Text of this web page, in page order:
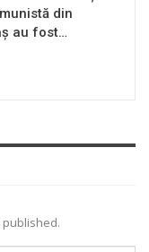
din
au fost…